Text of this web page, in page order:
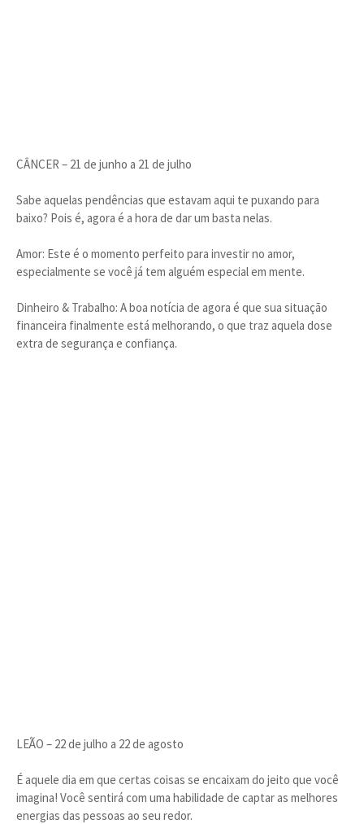
CÂNCER – 21 de junho a 21 de julho
Sabe aquelas pendências que estavam aqui te puxando para
baixo? Pois é, agora é a hora de dar um basta nelas.
Amor: Este é o momento perfeito para investir no amor,
especialmente se você já tem alguém especial em mente.
Dinheiro & Trabalho: A boa notícia de agora é que sua situação
financeira finalmente está melhorando, o que traz aquela dose
extra de segurança e confiança.
LEÃO – 22 de julho a 22 de agosto
É aquele dia em que certas coisas se encaixam do jeito que você
imagina! Você sentirá com uma habilidade de captar as melhores
energias das pessoas ao seu redor.